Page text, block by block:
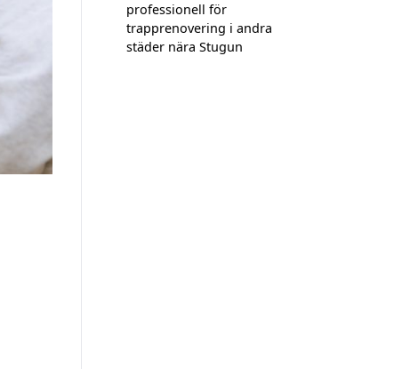
professionell för
trapprenovering i andra
städer nära Stugun